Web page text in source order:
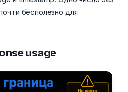
бесполезно для
usage